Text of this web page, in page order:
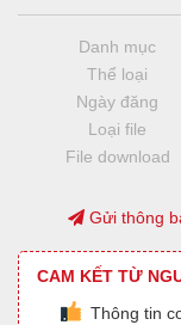
Danh mục
Thể loại
Ngày đăng
Loại file
File download
Gửi thông
CAM KẾT TỪ
Thông tin